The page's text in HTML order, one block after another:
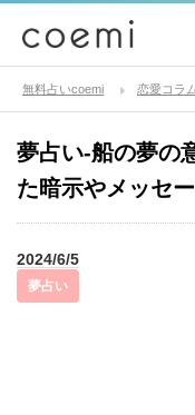
無料占いcoemi 恋愛コラ
夢占い-船の夢の
た暗示やメッセ
2024/6/5
夢占い